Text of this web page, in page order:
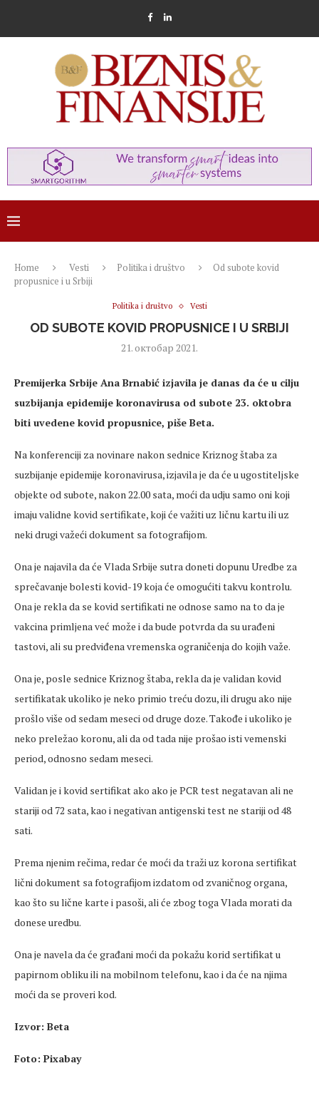
Home Vesti Politika i društvo
Od subote kovid
propusnice i u Srbiji
Politika i društvo Vesti
OD SUBOTE KOVID PROPUSNICE I U SRBIJI
21. октобар 2021.
Premijerka Srbije Ana Brnabić izjavila je danas da će u cilju
suzbijanja epidemije koronavirusa od subote 23. oktobra
biti uvedene kovid propusnice, piše Beta.
Na konferenciji za novinare nakon sednice Kriznog štaba za
suzbijanje epidemije koronavirusa, izjavila je da će u ugostiteljske
objekte od subote, nakon 22.00 sata, moći da udju samo oni koji
imaju validne kovid sertifikate, koji će važiti uz ličnu kartu ili uz
neki drugi važeći dokument sa fotografijom.
Ona je najavila da će Vlada Srbije sutra doneti dopunu Uredbe za
sprečavanje bolesti kovid-19 koja će omogućiti takvu kontrolu.
Ona je rekla da se kovid sertifikati ne odnose samo na to da je
vakcina primljena već može i da bude potvrda da su urađeni
tastovi, ali su predviđena vremenska ograničenja do kojih važe.
Ona je, posle sednice Kriznog štaba, rekla da je validan kovid
sertifikatak ukoliko je neko primio treću dozu, ili drugu ako nije
prošlo više od sedam meseci od druge doze. Takođe i ukoliko je
neko preležao koronu, ali da od tada nije prošao isti vemenski
period, odnosno sedam meseci.
Validan je i kovid sertifikat ako ako je PCR test negatavan ali ne
stariji od 72 sata, kao i negativan antigenski test ne stariji od 48
sati.
Prema njenim rečima, redar će moći da traži uz korona sertifikat
lični dokument sa fotografijom izdatom od zvaničnog organa,
kao što su lične karte i pasoši, ali će zbog toga Vlada morati da
donese uredbu.
Ona je navela da će građani moći da pokažu korid sertifikat u
papirnom obliku ili na mobilnom telefonu, kao i da će na njima
moći da se proveri kod.
Izvor: Beta
Foto: Pixabay